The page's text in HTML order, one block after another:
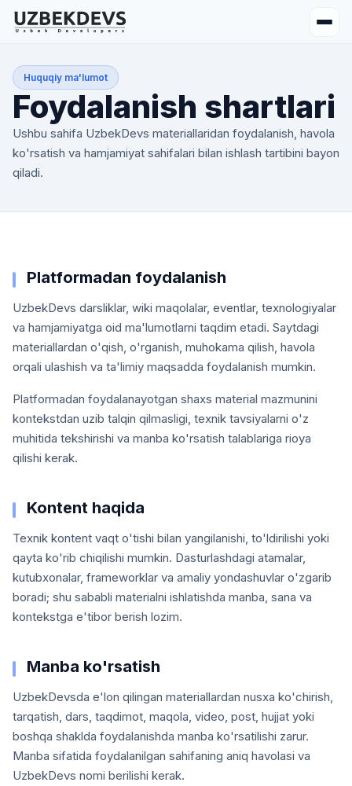
Huquqiy ma'lumot
Foydalanish shartlari
Ushbu sahifa UzbekDevs materiallaridan foydalanish, havola
ko'rsatish va hamjamiyat sahifalari bilan ishlash tartibini bayon
qiladi.
Platformadan foydalanish
UzbekDevs darsliklar, wiki maqolalar, eventlar, texnologiyalar
va hamjamiyatga oid ma'lumotlarni taqdim etadi. Saytdagi
materiallardan o'qish, o'rganish, muhokama qilish, havola
orqali ulashish va ta'limiy maqsadda foydalanish mumkin.
Platformadan foydalanayotgan shaxs material mazmunini
kontekstdan uzib talqin qilmasligi, texnik tavsiyalarni o'z
muhitida tekshirishi va manba ko'rsatish talablariga rioya
qilishi kerak.
Kontent haqida
Texnik kontent vaqt o'tishi bilan yangilanishi, to'ldirilishi yoki
qayta ko'rib chiqilishi mumkin. Dasturlashdagi atamalar,
kutubxonalar, frameworklar va amaliy yondashuvlar o'zgarib
boradi; shu sababli materialni ishlatishda manba, sana va
kontekstga e'tibor berish lozim.
Manba ko'rsatish
UzbekDevsda e'lon qilingan materiallardan nusxa ko'chirish,
tarqatish, dars, taqdimot, maqola, video, post, hujjat yoki
boshqa shaklda foydalanishda manba ko'rsatilishi zarur.
Manba sifatida foydalanilgan sahifaning aniq havolasi va
UzbekDevs nomi berilishi kerak.